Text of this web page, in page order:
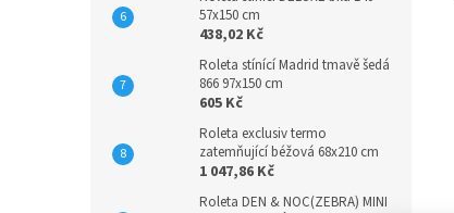
57x150 cm
438,02 Kč
Roleta stínící Madrid tmavě šedá
866 97x150 cm
605 Kč
Roleta exclusiv termo
zatemňující béžová 68x210 cm
1 047,86 Kč
Roleta DEN & NOC(ZEBRA) MINI